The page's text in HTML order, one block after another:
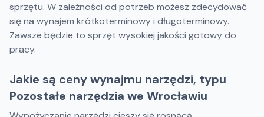
sprzętu. W zależności od potrzeb możesz zdecydować
się na wynajem krótkoterminowy i długoterminowy.
Zawsze będzie to sprzęt wysokiej jakości gotowy do
pracy.
Jakie są ceny wynajmu narzędzi, typu
Pozostałe narzędzia we Wrocławiu